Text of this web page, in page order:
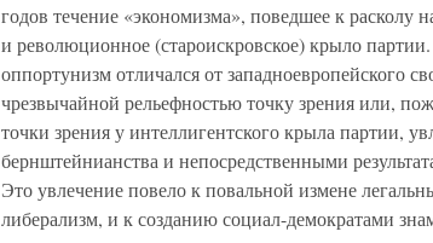
годов течение «экономизма», поведшее к расколу
и революционное (староискровское) крыло
оппортунизм отличался от западноевропейского
чрезвычайной рельефностью точку зрения или,
точки зрения у интеллигентского крыла партии,
бернштейнианства и непосредственными
Это увлечение повело к повальной измене
либерализм, и к созданию социал-демократами